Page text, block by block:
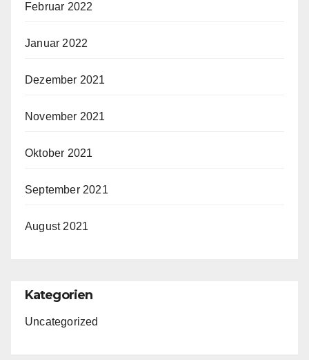
Februar 2022
Januar 2022
Dezember 2021
November 2021
Oktober 2021
September 2021
August 2021
Kategorien
Uncategorized